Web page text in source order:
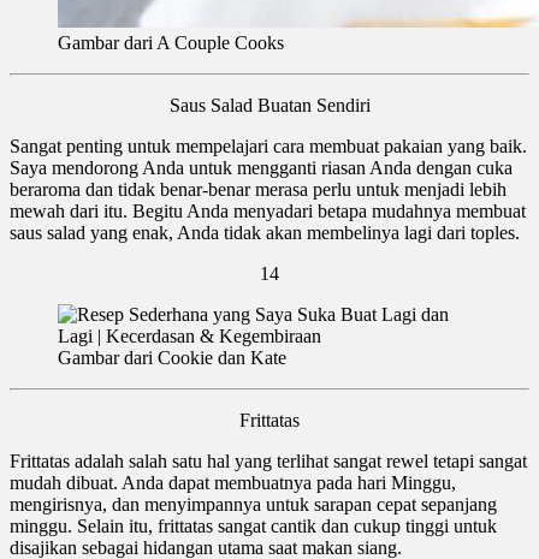
Gambar dari A Couple Cooks
Saus Salad Buatan Sendiri
Sangat penting untuk mempelajari cara membuat pakaian yang baik.
Saya mendorong Anda untuk mengganti riasan Anda dengan cuka
beraroma dan tidak benar-benar merasa perlu untuk menjadi lebih
mewah dari itu. Begitu Anda menyadari betapa mudahnya membuat
saus salad yang enak, Anda tidak akan membelinya lagi dari toples.
14
Gambar dari Cookie dan Kate
Frittatas
Frittatas adalah salah satu hal yang terlihat sangat rewel tetapi sangat
mudah dibuat. Anda dapat membuatnya pada hari Minggu,
mengirisnya, dan menyimpannya untuk sarapan cepat sepanjang
minggu. Selain itu, frittatas sangat cantik dan cukup tinggi untuk
disajikan sebagai hidangan utama saat makan siang.